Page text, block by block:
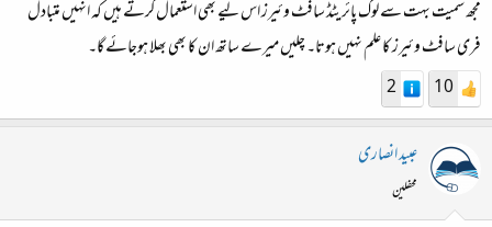
مجھ سمیت بہت سے لوگ پائریٹڈ سافٹ وئیرز اس لیے بھی استعمال کرتے ہیں کہ انہیں متبادل
فری سافٹ وئیرز کا علم نہیں ہوتا۔ چلیں میرے ساتھ ان کا بھی بھلا ہوجائے گا۔
10
2
عبید انصاری
محفلین